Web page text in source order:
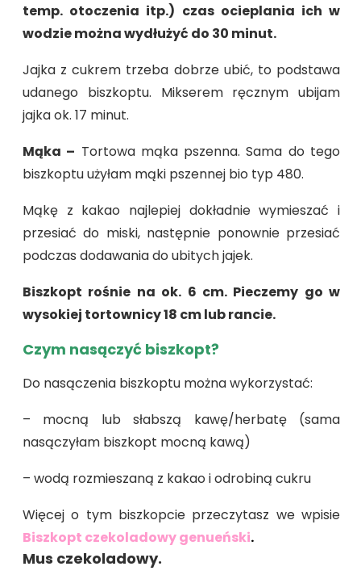
temp. otoczenia itp.) czas ocieplania ich w
wodzie można wydłużyć do 30 minut.
Jajka z cukrem trzeba dobrze ubić, to podstawa
udanego biszkoptu. Mikserem ręcznym ubijam
jajka ok. 17 minut.
Mąka – Tortowa mąka pszenna. Sama do tego
biszkoptu użyłam mąki pszennej bio typ 480.
Mąkę z kakao najlepiej dokładnie wymieszać i
przesiać do miski, następnie ponownie przesiać
podczas dodawania do ubitych jajek.
Biszkopt rośnie na ok. 6 cm. Pieczemy go w
wysokiej tortownicy 18 cm lub rancie.
Czym nasączyć biszkopt?
Do nasączenia biszkoptu można wykorzystać:
– mocną lub słabszą kawę/herbatę (sama
nasączyłam biszkopt mocną kawą)
– wodą rozmieszaną z kakao i odrobiną cukru
Więcej o tym biszkopcie przeczytasz we wpisie
Biszkopt czekoladowy genueński.
Mus czekoladowy.